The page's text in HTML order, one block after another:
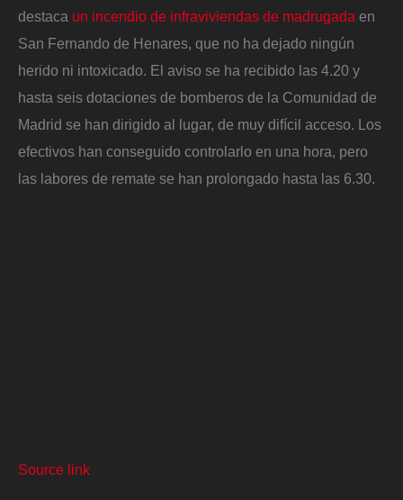
destaca un incendio de infraviviendas de madrugada en
San Fernando de Henares, que no ha dejado ningún
herido ni intoxicado. El aviso se ha recibido las 4.20 y
hasta seis dotaciones de bomberos de la Comunidad de
Madrid se han dirigido al lugar, de muy difícil acceso. Los
efectivos han conseguido controlarlo en una hora, pero
las labores de remate se han prolongado hasta las 6.30.
Source link